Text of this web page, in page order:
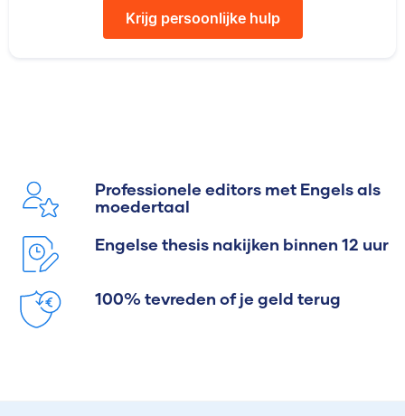
Krijg persoonlijke hulp
Professionele editors met Engels als
moedertaal
Engelse thesis nakijken binnen 12 uur
100% tevreden of je geld terug